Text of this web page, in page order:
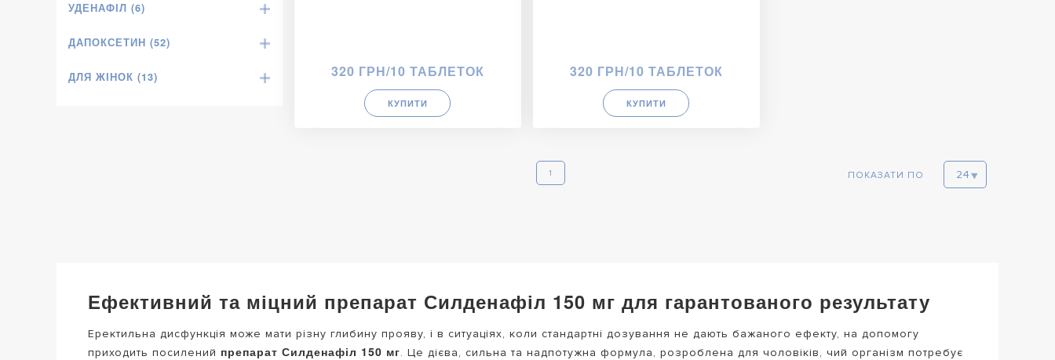
УДЕНАФІЛ (6)
ДАПОКСЕТИН (52)
ДЛЯ ЖІНОК (13) 320 ГРН/10 ТАБЛЕТОК
КУПИТИ
320 ГРН/10 ТАБЛЕТОК
КУПИТИ
1 ПОКАЗАТИ ПО
Ефективний та міцний препарат Силденафіл 150 мг для гарантованого результату
Еректильна дисфункція може мати різну глибину прояву, і в ситуаціях, коли стандартні дозування не дають бажаного ефекту, на допомогу
приходить посилений препарат Силденафіл 150 мг. Це дієва, сильна та надпотужна формула, розроблена для чоловіків, чий організм потребує